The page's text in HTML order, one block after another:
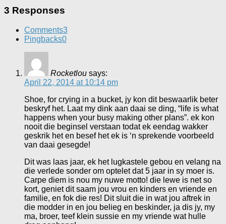
3 Responses
Comments3
Pingbacks0
Rocketlou says:
April 22, 2014 at 10:14 pm
Shoe, for crying in a bucket, jy kon dit beswaarlik beter
beskryf het. Laat my dink aan daai se ding, “life is what
happens when your busy making other plans”. ek kon
nooit die beginsel verstaan todat ek eendag wakker
geskrik het en besef het ek is ‘n sprekende voorbeeld
van daai gesegde!
Dit was laas jaar, ek het lugkastele gebou en velang na
die verlede sonder om optelet dat 5 jaar in sy moer is.
Carpe diem is nou my nuwe motto! die lewe is net so
kort, geniet dit saam jou vrou en kinders en vriende en
familie, en fok die res! Dit sluit die in wat jou aftrek in
die modder in en jou belieg en beskinder, ja dis jy, my
ma, broer, teef klein sussie en my vriende wat hulle